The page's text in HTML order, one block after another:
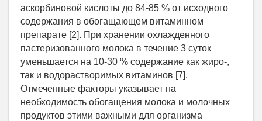
аскорбиновой кислоты до 84-85 % от исходного
содержания в обогащающем витаминном
препарате [2]. При хранении охлажденного
пастеризованного молока в течение 3 суток
уменьшается на 10-30 % содержание как жиро-,
так и водорастворимых витаминов [7].
Отмеченные факторы указывает на
необходимость обогащения молока и молочных
продуктов этими важными для организма